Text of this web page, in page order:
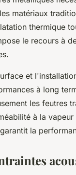
matériaux
thermique
le recours à
et
à long
les feutres
à la
la